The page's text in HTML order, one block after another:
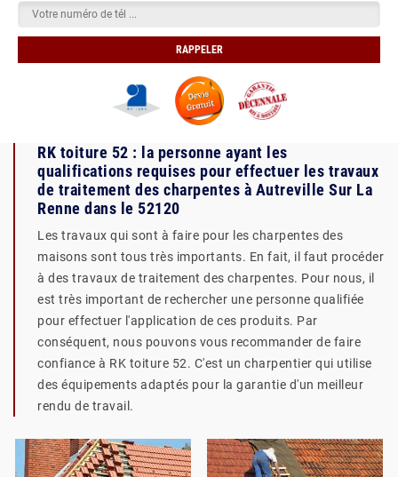
RK toiture 52 : la personne ayant les
qualifications requises pour effectuer les travaux
de traitement des charpentes à Autreville Sur La
Renne dans le 52120
Les travaux qui sont à faire pour les charpentes des
maisons sont tous très importants. En fait, il faut procéder
à des travaux de traitement des charpentes. Pour nous, il
est très important de rechercher une personne qualifiée
pour effectuer l'application de ces produits. Par
conséquent, nous pouvons vous recommander de faire
confiance à RK toiture 52. C'est un charpentier qui utilise
des équipements adaptés pour la garantie d'un meilleur
rendu de travail.